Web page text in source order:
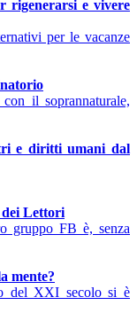
rigenerarsi e vivere
per le vacanze
il soprannaturale,
e diritti umani dal
dei Lettori
gruppo FB è, senza
mente?
del XXI secolo si è